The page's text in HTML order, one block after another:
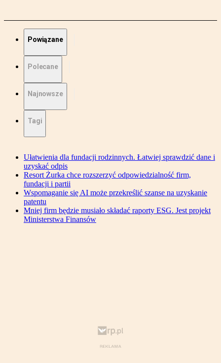
Powiązane
Polecane
Najnowsze
Tagi
Ułatwienia dla fundacji rodzinnych. Łatwiej sprawdzić dane i
uzyskać odpis
Resort Żurka chce rozszerzyć odpowiedzialność firm,
fundacji i partii
Wspomaganie się AI może przekreślić szanse na uzyskanie
patentu
Mniej firm będzie musiało składać raporty ESG. Jest projekt
Ministerstwa Finansów